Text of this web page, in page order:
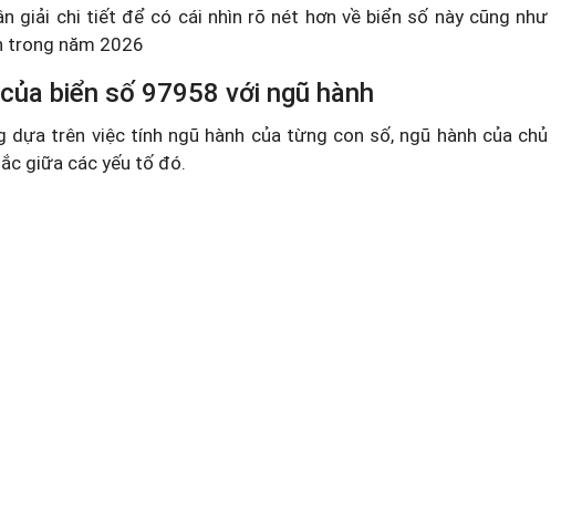
giải chi tiết để có cái nhìn rõ nét hơn về biển số này cũng như
trong năm 2026
biển số 97958 với ngũ hành
dựa trên việc tính ngũ hành của từng con số, ngũ hành của chủ
giữa các yếu tố đó.